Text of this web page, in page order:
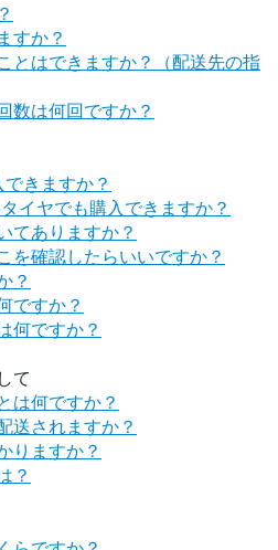
すか？
とはできますか？（配送先の指
数は何回ですか？
きますか？
イヤでも購入できますか？
てありますか？
を確認したらいいですか？
？
ですか？
何ですか？
て
は何ですか？
送されますか？
りますか？
？